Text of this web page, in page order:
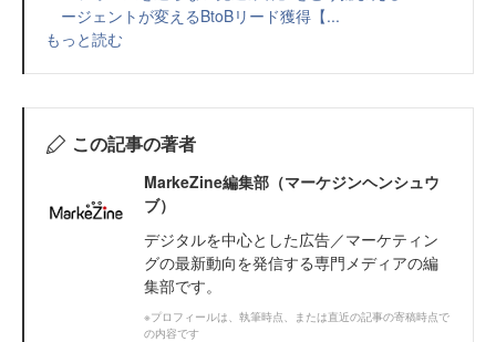
ージェントが変えるBtoBリード獲得【...
もっと読む
この記事の著者
MarkeZine編集部（マーケジンヘンシュウ
ブ）
デジタルを中心とした広告／マーケティン
グの最新動向を発信する専門メディアの編
集部です。
※プロフィールは、執筆時点、または直近の記事の寄稿時点で
の内容です